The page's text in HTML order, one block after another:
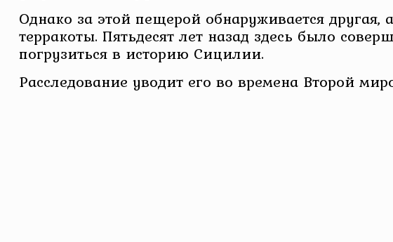
Однако за этой пещерой обнаруживается
терракоты. Пятьдесят лет назад здесь было
погрузиться в историю Сицилии.
Расследование уводит его во времена Второй